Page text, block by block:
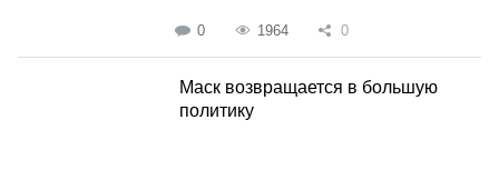
0 1964 0
Маск возвращается в большую
политику